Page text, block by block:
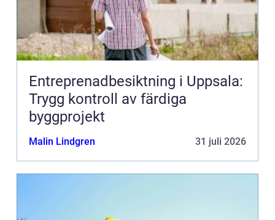
Entreprenadbesiktning i Uppsala:
Trygg kontroll av färdiga
byggprojekt
Malin Lindgren 31 juli 2026